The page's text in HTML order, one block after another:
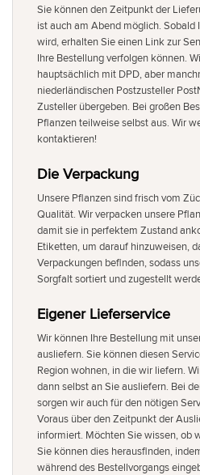
Sie können den Zeitpunkt der
ist auch am Abend möglich. Sobald
wird, erhalten Sie einen Link zur
Ihre Bestellung verfolgen können.
hauptsächlich mit DPD, aber
niederländischen Postzusteller
Zusteller übergeben. Bei großen
Pflanzen teilweise selbst aus. Wir
kontaktieren!
Die Verpackung
Unsere Pflanzen sind frisch vom
Qualität. Wir verpacken unsere
damit sie in perfektem Zustand
Etiketten, um darauf hinzuweisen,
Verpackungen befinden, sodass
Sorgfalt sortiert und zugestellt
Eigener Lieferservice
Wir können Ihre Bestellung mit
ausliefern. Sie können diesen
Region wohnen, in die wir liefern.
dann selbst an Sie ausliefern. Bei
sorgen wir auch für den nötigen
Voraus über den Zeitpunkt der
informiert. Möchten Sie wissen, ob
Sie können dies herausfinden,
während des Bestellvorgangs